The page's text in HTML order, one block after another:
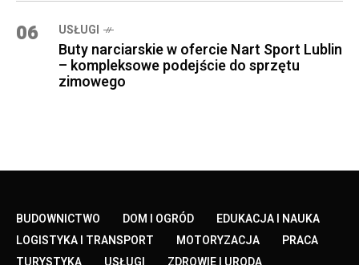
06 USŁUGI
Buty narciarskie w ofercie Nart Sport Lublin
– kompleksowe podejście do sprzętu
zimowego
BUDOWNICTWO DOM I OGRÓD
EDUKACJA I NAUKA
LOGISTYKA I TRANSPORT
MOTORYZACJA
PRACA